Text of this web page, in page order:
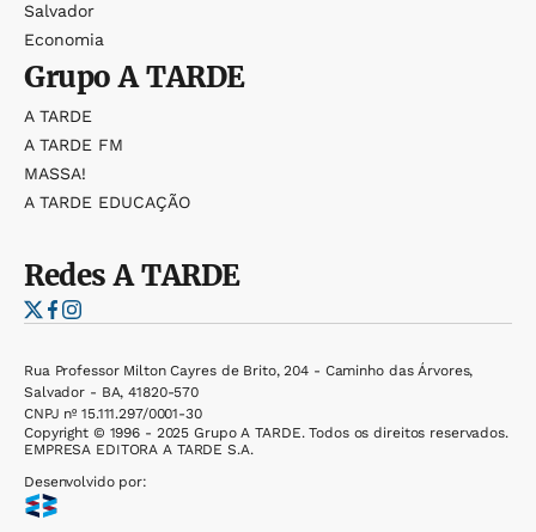
Salvador
Economia
GrupoA TARDE
A TARDE
A TARDE FM
MASSA!
A TARDE EDUCAÇÃO
RedesA TARDE
Rua Professor Milton Cayres de Brito, 204 - Caminho das Árvores,
Salvador - BA, 41820-570
CNPJ nº 15.111.297/0001-30
Copyright © 1996 - 2025 Grupo A TARDE. Todos os direitos reservados.
EMPRESA EDITORA A TARDE S.A.
Desenvolvido por: